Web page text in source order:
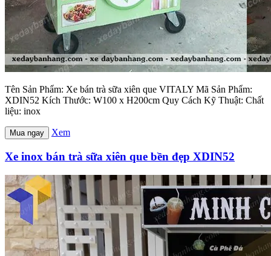
Tên Sản Phẩm: Xe bán trà sữa xiên que VITALY Mã Sản Phẩm:
XDIN52 Kích Thước: W100 x H200cm Quy Cách Kỹ Thuật: Chất
liệu: inox
Mua ngay Xem
Xe inox bán trà sữa xiên que bền đẹp XDIN52